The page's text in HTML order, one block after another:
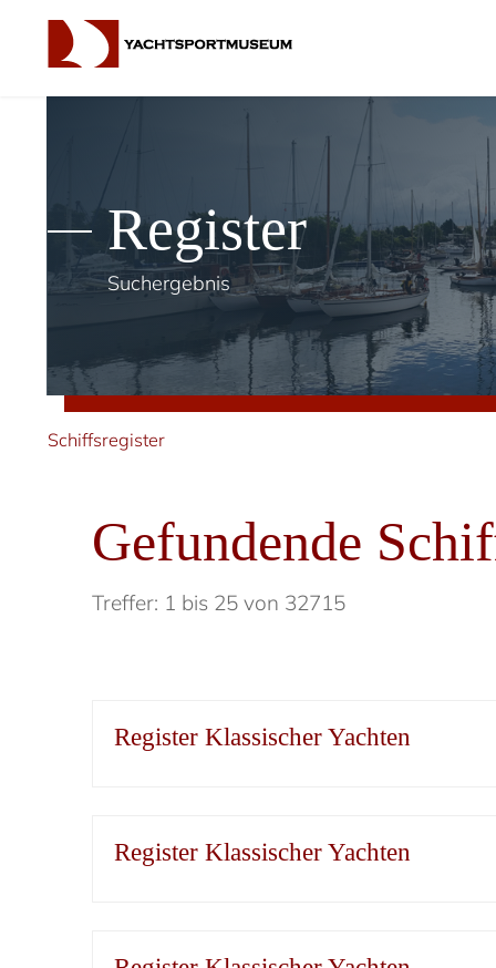
Register
Suchergebnis
Schiffsregister
Gefundende
Treffer: 1 bis 25 von 32715
Register Klassischer Yachten
Register Klassischer Yachten